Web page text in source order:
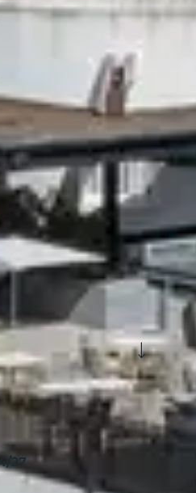
à
Voir plus de filtres
: 9 résultats
27